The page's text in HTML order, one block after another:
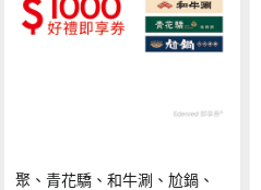
聚、青花驕、和牛涮、尬鍋、